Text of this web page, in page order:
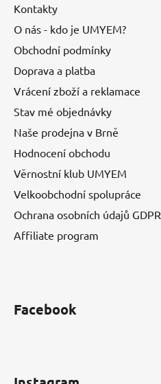
Kontakty
O nás - kdo je UMYEM?
Obchodní podmínky
Doprava a platba
Vrácení zboží a reklamace
Stav mé objednávky
Naše prodejna v Brně
Hodnocení obchodu
Věrnostní klub UMYEM
Velkoobchodní spolupráce
Ochrana osobních údajů GDPR
Affiliate program
Facebook